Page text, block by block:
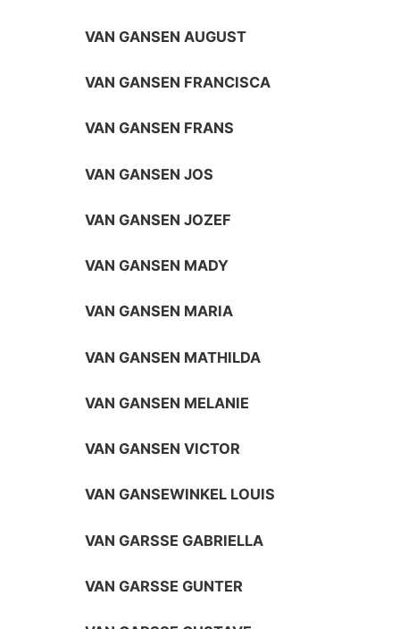
VAN GANSEN AUGUST
VAN GANSEN FRANCISCA
VAN GANSEN FRANS
VAN GANSEN JOS
VAN GANSEN JOZEF
VAN GANSEN MADY
VAN GANSEN MARIA
VAN GANSEN MATHILDA
VAN GANSEN MELANIE
VAN GANSEN VICTOR
VAN GANSEWINKEL LOUIS
VAN GARSSE GABRIELLA
VAN GARSSE GUNTER